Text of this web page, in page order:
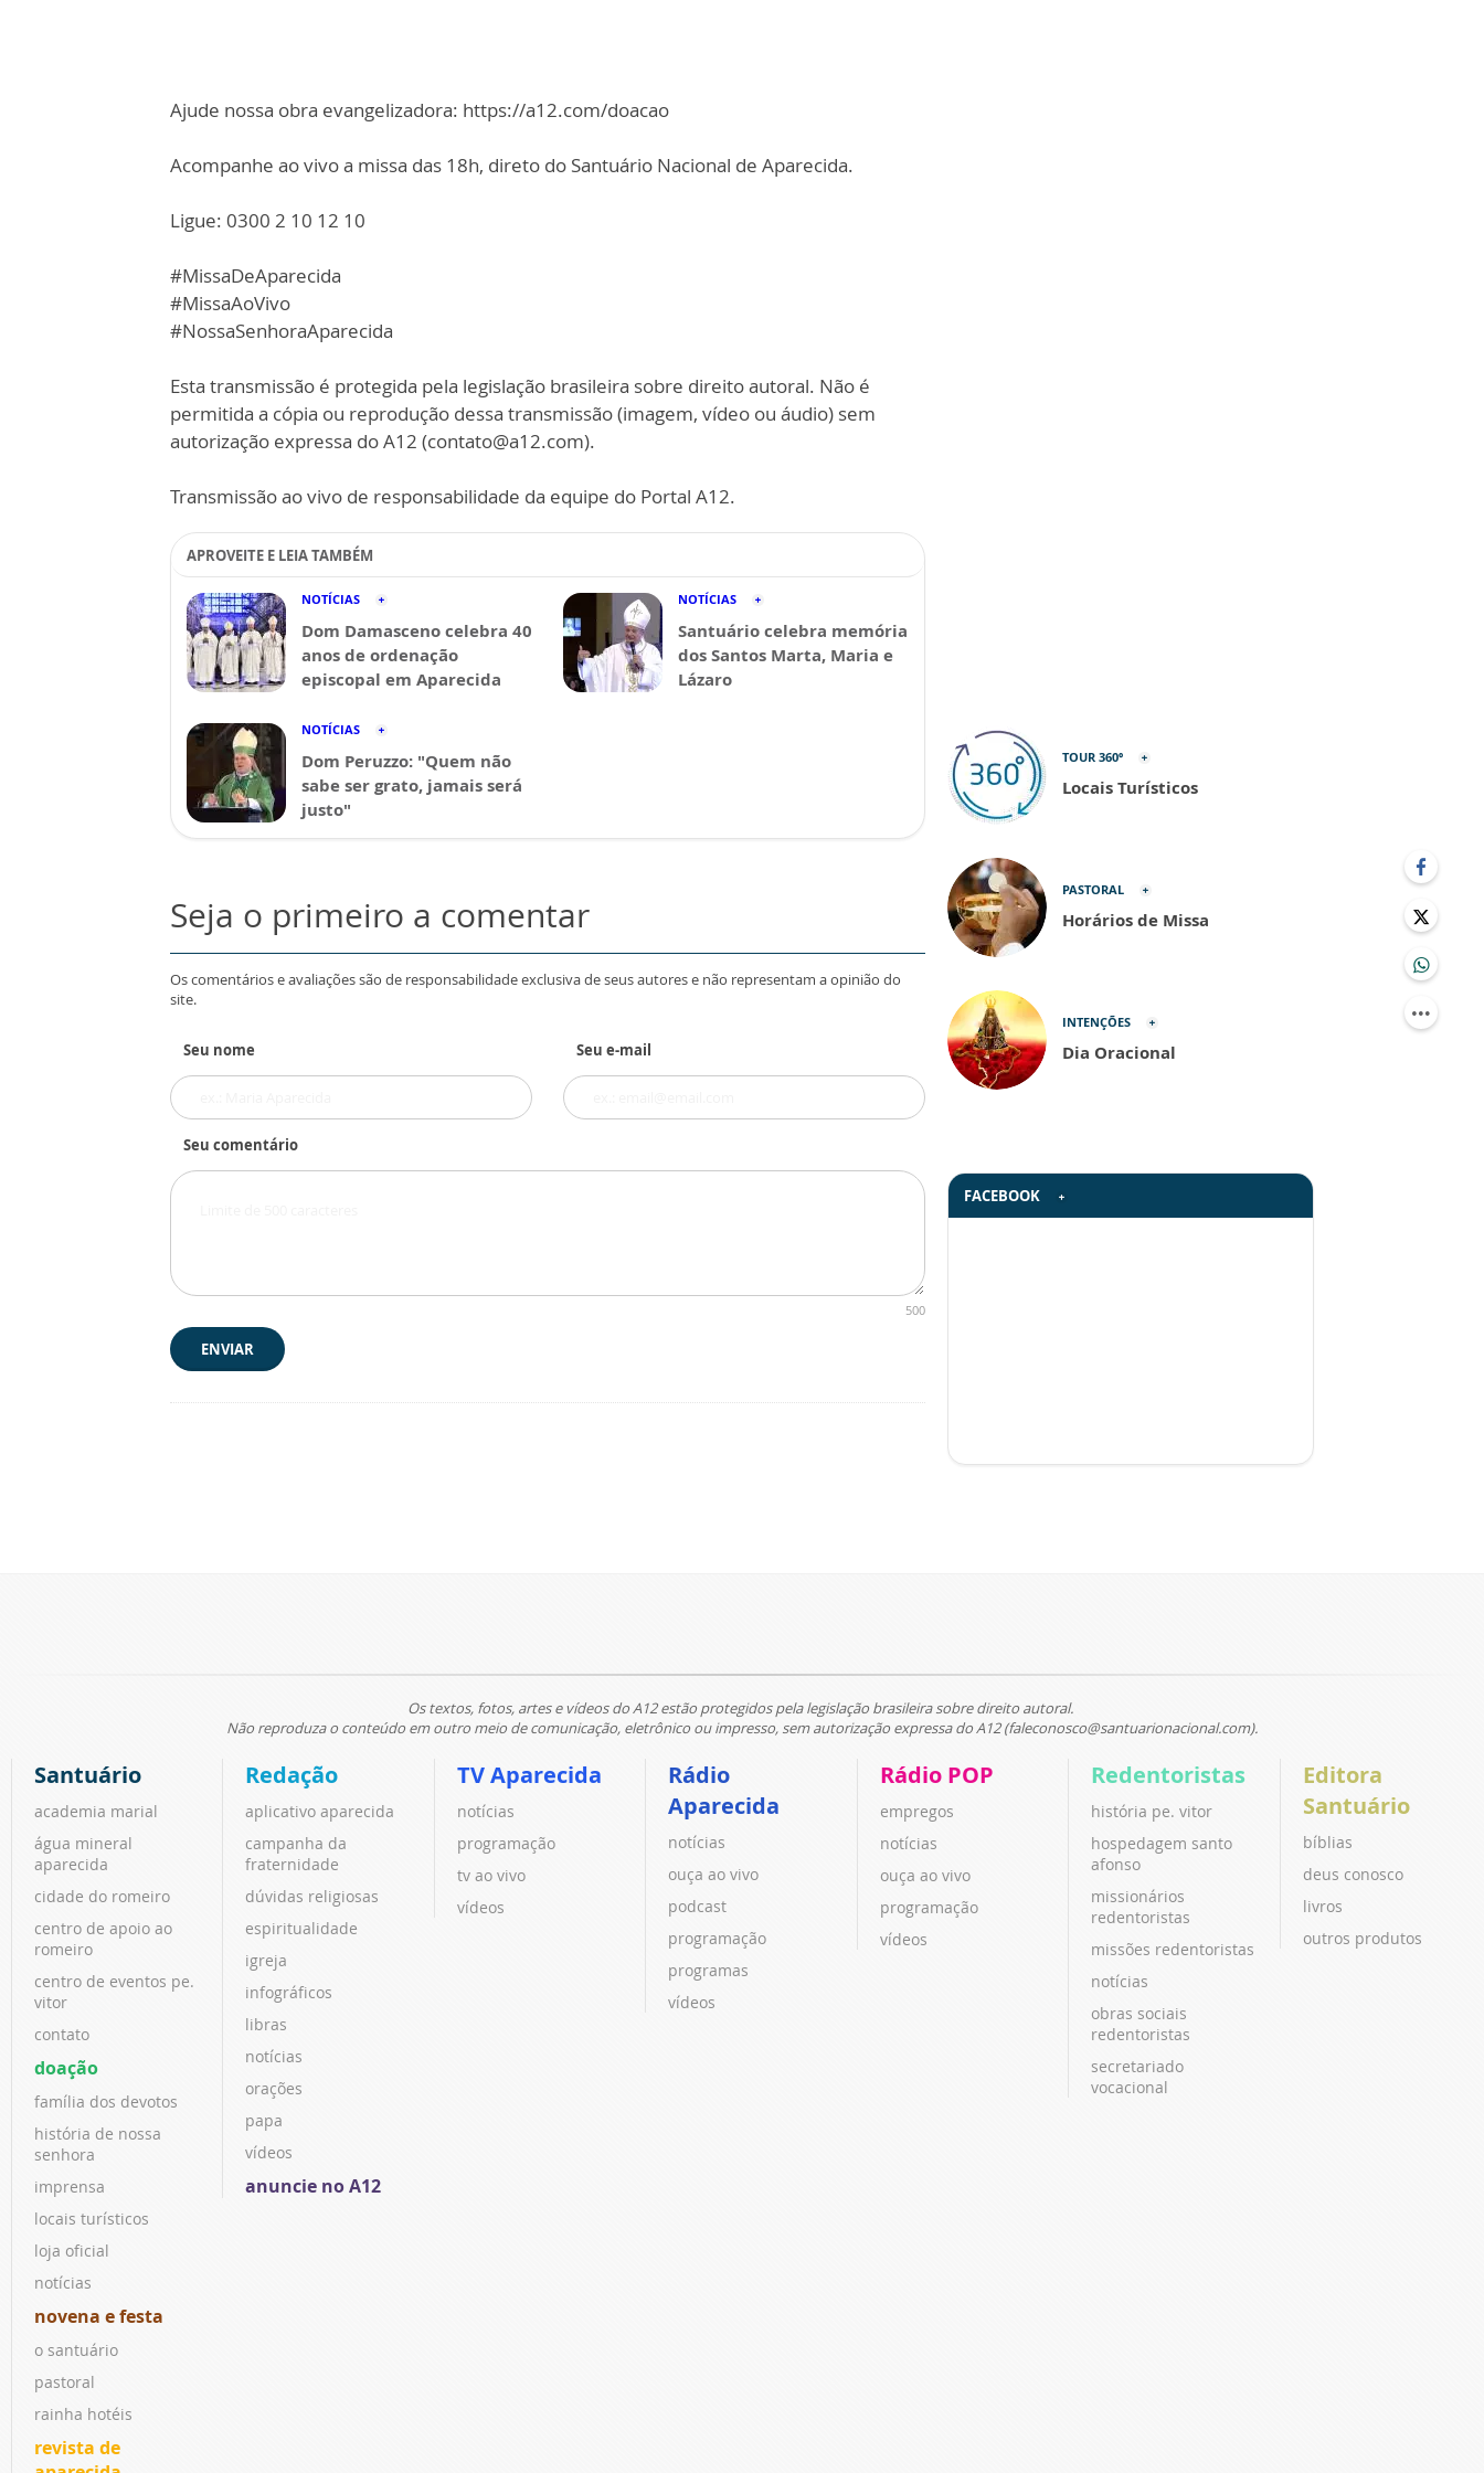
Ajude nossa obra evangelizadora: https://a12.com/doacao
Acompanhe ao vivo a missa das 18h, direto do Santuário Nacional de Aparecida.
Ligue: 0300 2 10 12 10
#MissaDeAparecida
#MissaAoVivo
#NossaSenhoraAparecida
Esta transmissão é protegida pela legislação brasileira sobre direito autoral. Não é
permitida a cópia ou reprodução dessa transmissão (imagem, vídeo ou áudio) sem
autorização expressa do A12 (contato@a12.com).
Transmissão ao vivo de responsabilidade da equipe do Portal A12.
APROVEITE E LEIA TAMBÉM
NOTÍCIAS
Dom Damasceno celebra 40
anos de ordenação
episcopal em Aparecida
NOTÍCIAS
Santuário celebra memória
dos Santos Marta, Maria e
Lázaro
NOTÍCIAS
Dom Peruzzo: "Quem não
sabe ser grato, jamais será
justo"
Seja o primeiro a comentar
Os comentários e avaliações são de responsabilidade exclusiva de seus autores e não representam a opinião do
site.
Seu nome Seu e-mail
Seu comentário
500
ENVIAR
TOUR 360º
Locais Turísticos
PASTORAL
Horários de Missa
INTENÇÕES
Dia Oracional
FACEBOOK
Os textos, fotos, artes e vídeos do A12 estão protegidos pela legislação brasileira sobre direito autoral.
Não reproduza o conteúdo em outro meio de comunicação, eletrônico ou impresso, sem autorização expressa do A12 (faleconosco@santuarionacional.com).
Santuário
academia marial
água mineral
aparecida
cidade do romeiro
centro de apoio ao
romeiro
centro de eventos pe.
vitor
contato
doação
família dos devotos
história de nossa
senhora
imprensa
locais turísticos
loja oficial
notícias
novena e festa
o santuário
pastoral
rainha hotéis
revista de
Redação
aplicativo aparecida
campanha da
fraternidade
dúvidas religiosas
espiritualidade
igreja
infográficos
libras
notícias
orações
papa
vídeos
anuncie no A12
TV Aparecida
notícias
programação
tv ao vivo
vídeos
Rádio
Aparecida
notícias
ouça ao vivo
podcast
programação
programas
vídeos
Rádio POP
empregos
notícias
ouça ao vivo
programação
vídeos
Redentoristas
história pe. vitor
hospedagem santo
afonso
missionários
redentoristas
missões redentoristas
notícias
obras sociais
redentoristas
secretariado
vocacional
Editora
Santuário
bíblias
deus conosco
livros
outros produtos